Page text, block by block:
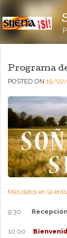
Programa
POSTED ON 19/
Más datos en la
9:30 Recepción
10:00